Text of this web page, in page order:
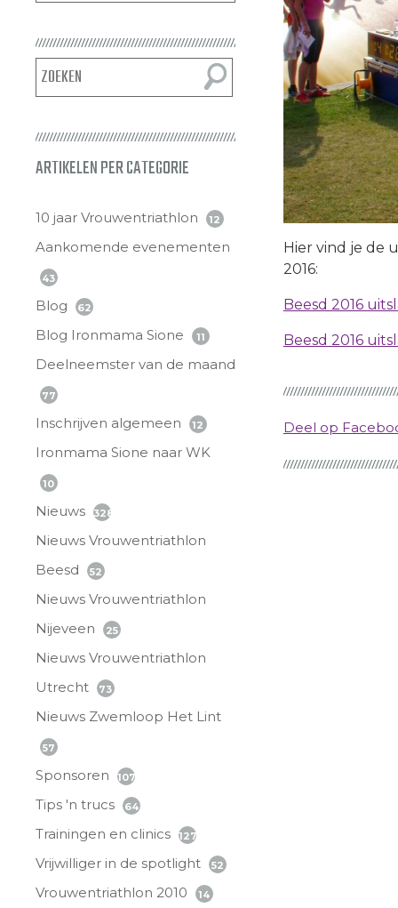
ARTIKELEN PER CATEGORIE
10 jaar Vrouwentriathlon 12
Aankomende evenementen
43
Blog 62
Blog Ironmama Sione 11
Deelneemster van de maand
77
Inschrijven algemeen 12
Ironmama Sione naar WK
10
Nieuws 328
Nieuws Vrouwentriathlon
Beesd
52
Nieuws Vrouwentriathlon
Nijeveen
25
Nieuws Vrouwentriathlon
Utrecht
73
Nieuws Zwemloop Het Lint
57
Sponsoren 107
Tips 'n trucs 64
Trainingen en clinics 127
Vrijwilliger in de spotlight 52
Vrouwentriathlon 2010 14
Hier vind je de
2016:
Beesd 2016
Beesd 2016
Deel op